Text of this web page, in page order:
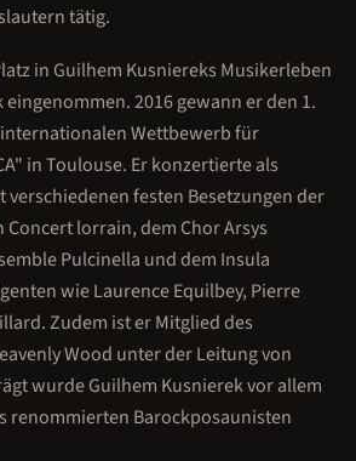
tätig.
in Guilhem Kusniereks Musikerleben
2016 gewann er den 1.
Wettbewerb für
in Toulouse. Er konzertierte als
festen Besetzungen der
Concert lorrain, dem Chor Arsys
Pulcinella und dem Insula
wie Laurence Equilbey, Pierre
Zudem ist er Mitglied des
Wood unter der Leitung von
wurde Guilhem Kusnierek vor allem
renommierten Barockposaunisten